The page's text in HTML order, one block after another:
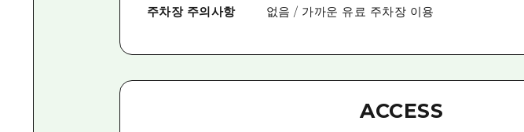
주차장 주의사항 없음 / 가까운 유료 주차장 이용
ACCESS